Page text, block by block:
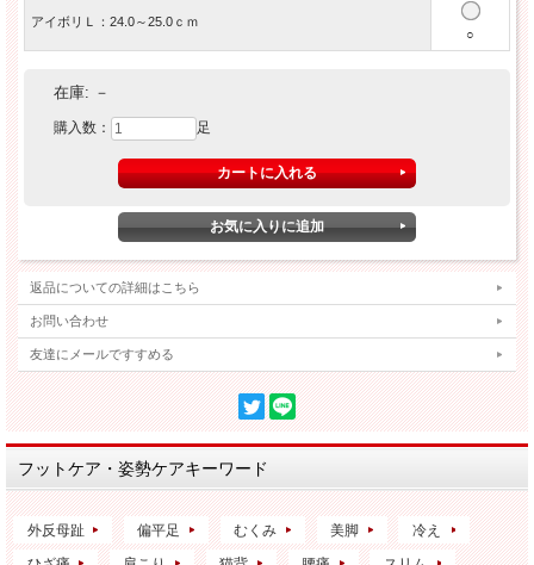
アイボリＬ：24.0～25.0ｃｍ
○
在庫: －
購入数： 足
返品についての詳細はこちら
お問い合わせ
友達にメールですすめる
フットケア・姿勢ケアキーワード
外反母趾 偏平足 むくみ 美脚 冷え